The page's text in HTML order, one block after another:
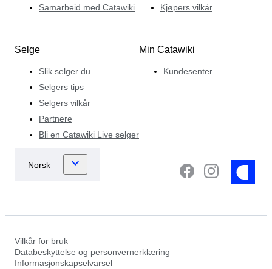
Samarbeid med Catawiki
Kjøpers vilkår
Selge
Slik selger du
Selgers tips
Selgers vilkår
Partnere
Bli en Catawiki Live selger
Min Catawiki
Kundesenter
Vilkår for bruk
Databeskyttelse og personvernerklæring
Informasjonskapselvarsel